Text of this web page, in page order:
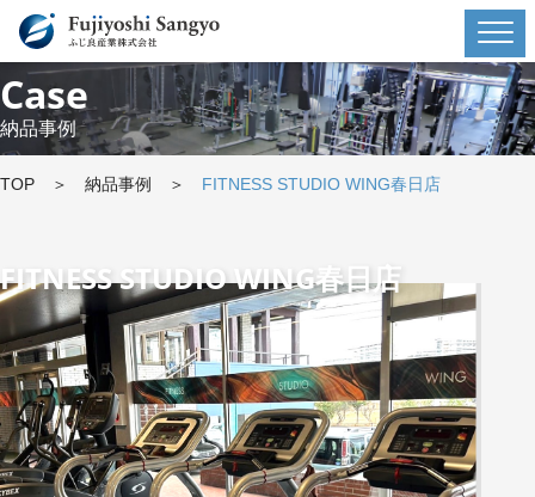
Case
納品事例
TOP ＞ 納品事例 ＞ FITNESS STUDIO WING春日店
FITNESS STUDIO WING春日店